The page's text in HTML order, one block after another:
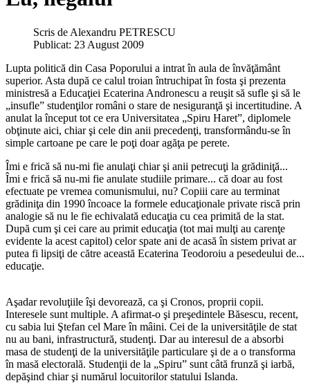
Scris de Alexandru PETRESCU
Publicat: 23 August 2009
Lupta politică din Casa Poporului a intrat în aula de învăţământ
superior. Asta după ce calul troian întruchipat în fosta şi prezenta
ministresă a Educaţiei Ecaterina Andronescu a reuşit să sufle şi să le
„insufle” studenţilor români o stare de nesiguranţă şi incertitudine. A
anulat la început tot ce era Universitatea „Spiru Haret”, diplomele
obţinute aici, chiar şi cele din anii precedenţi, transformându-se în
simple cartoane pe care le poţi doar agăţa pe perete.
Îmi e frică să nu-mi fie anulaţi chiar şi anii petrecuţi la grădiniţă...
Îmi e frică să nu-mi fie anulate studiile primare... că doar au fost
efectuate pe vremea comunismului, nu? Copiii care au terminat
grădiniţa din 1990 încoace la formele educaţionale private riscă prin
analogie să nu le fie echivalată educaţia cu cea primită de la stat.
După cum şi cei care au primit educaţia (tot mai mulţi au carenţe
evidente la acest capitol) celor spate ani de acasă în sistem privat ar
putea fi lipsiţi de către această Ecaterina Teodoroiu a pesedeului de...
educaţie.
Aşadar revoluţiile îşi devorează, ca şi Cronos, proprii copii.
Interesele sunt multiple. A afirmat-o şi preşedintele Băsescu, recent,
cu sabia lui Ştefan cel Mare în mâini. Cei de la universităţile de stat
nu au bani, infrastructură, studenţi. Dar au interesul de a absorbi
masa de studenţi de la universităţile particulare şi de a o transforma
în masă electorală. Studenţii de la „Spiru” sunt câtă frunză şi iarbă,
depăşind chiar şi numărul locuitorilor statului Islanda.